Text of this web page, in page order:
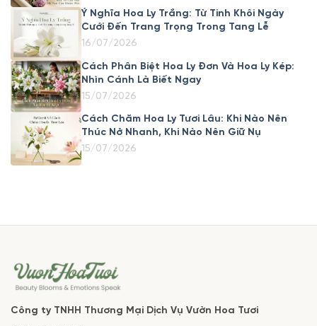
Ý Nghĩa Hoa Ly Trắng: Từ Tinh Khôi Ngày
Cưới Đến Trang Trọng Trong Tang Lễ
16/07/2026
Cách Phân Biệt Hoa Ly Đơn Và Hoa Ly Kép:
Nhìn Cánh Là Biết Ngay
15/07/2026
Cách Chăm Hoa Ly Tươi Lâu: Khi Nào Nên
Thúc Nở Nhanh, Khi Nào Nên Giữ Nụ
15/07/2026
Công ty TNHH Thương Mại Dịch Vụ Vườn Hoa Tươi